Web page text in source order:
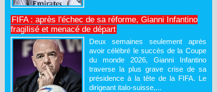
FIFA : après l'échec de sa réforme, Gianni Infantino
fragilisé et menacé de départ
Deux semaines seulement après
avoir célébré le succès de la Coupe
du monde 2026, Gianni Infantino
traverse la plus grave crise de sa
présidence à la tête de la FIFA. Le
dirigeant italo-suisse,...